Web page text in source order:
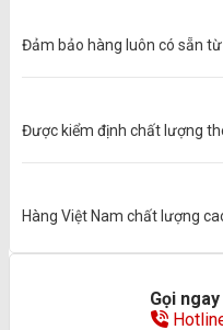
Đảm bảo hàng luôn có sẵn
Được kiểm định chất lượng
Hàng Việt Nam chất lượng
Gọi